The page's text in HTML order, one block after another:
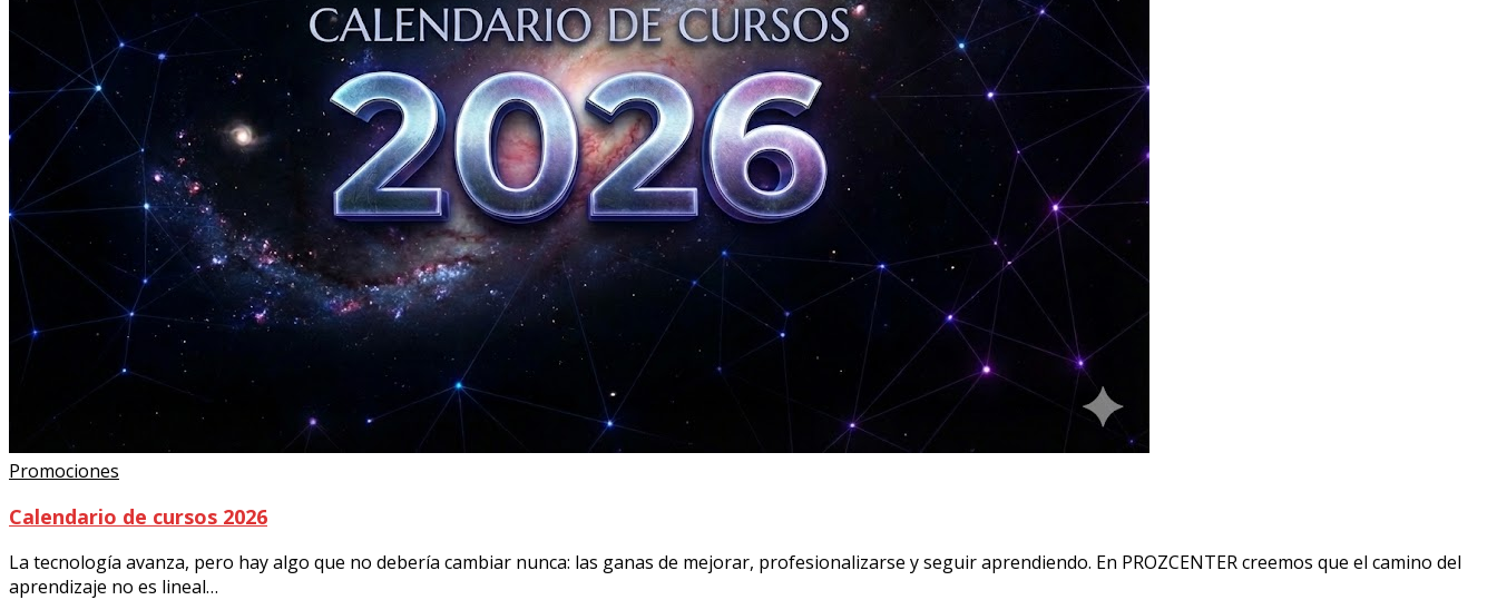
Promociones
Calendario de cursos 2026
La tecnología avanza, pero hay algo que no debería cambiar nunca: las ganas de mejorar, profesionalizarse y seguir aprendiendo. En PROZCENTER creemos que el camino del
aprendizaje no es lineal…